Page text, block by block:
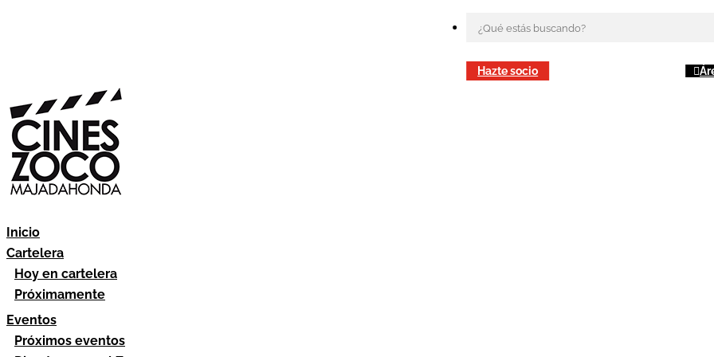
Hazte socio
Inicio
Cartelera
Hoy en cartelera
Próximamente
Eventos
Próximos eventos